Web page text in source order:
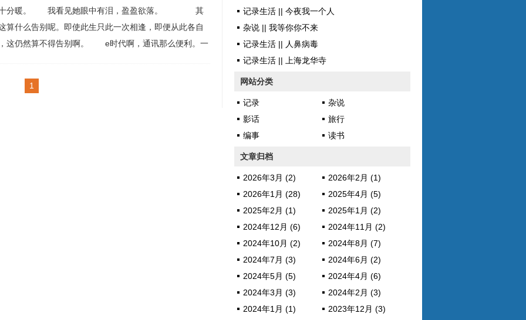
十分暖。 我看见她眼中有泪，盈盈欲落。 其
算什么告别呢。即使此生只此一次相逢，即便从此各自
这仍然算不得告别啊。 e时代啊，通讯那么便利。一
...
1
记录生活 || 今夜我一个人
杂说 || 我等你你不来
记录生活 || 人鼻病毒
记录生活 || 上海龙华寺
网站分类
记录
杂说
影话
旅行
编事
读书
文章归档
2026年3月 (2)
2026年2月 (1)
2026年1月 (28)
2025年4月 (5)
2025年2月 (1)
2025年1月 (2)
2024年12月 (6)
2024年11月 (2)
2024年10月 (2)
2024年8月 (7)
2024年7月 (3)
2024年6月 (2)
2024年5月 (5)
2024年4月 (6)
2024年3月 (3)
2024年2月 (3)
2024年1月 (1)
2023年12月 (3)